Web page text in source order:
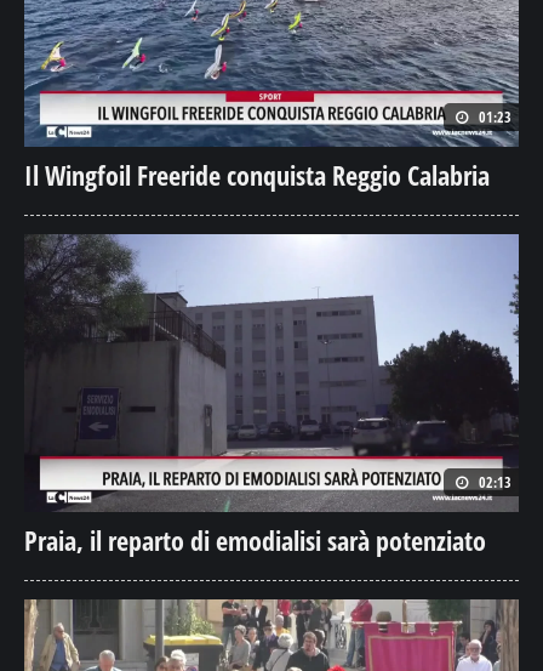
01:23
Il Wingfoil Freeride conquista Reggio Calabria
02:13
Praia, il reparto di emodialisi sarà potenziato